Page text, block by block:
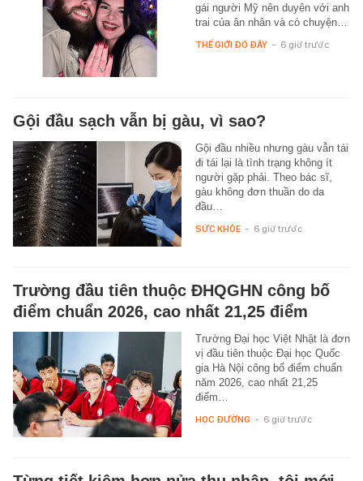
gái người Mỹ nên duyên với anh
trai của ân nhân và có chuyện…
THẾ GIỚI ĐÓ ĐÂY - 6 giờ trước
Gội đầu sạch vẫn bị gàu, vì sao?
Gội đầu nhiều nhưng gàu vẫn tái
đi tái lại là tình trạng không ít
người gặp phải. Theo bác sĩ,
gàu không đơn thuần do da
đầu…
SỨC KHỎE - 6 giờ trước
Trường đầu tiên thuộc ĐHQGHN công bố
điểm chuẩn 2026, cao nhất 21,25 điểm
Trường Đại học Việt Nhật là đơn
vị đầu tiên thuộc Đại học Quốc
gia Hà Nội công bố điểm chuẩn
năm 2026, cao nhất 21,25
điểm…
HỌC ĐƯỜNG - 6 giờ trước